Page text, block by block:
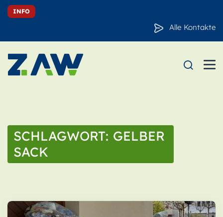
INFO
Alle Kontakte
SCHLAGWORT: GELBER
SACK